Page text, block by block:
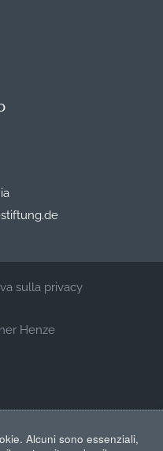
sulla privacy
Henze
Alcuni sono essenziali,